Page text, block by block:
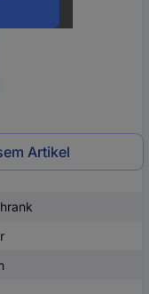
Artikel